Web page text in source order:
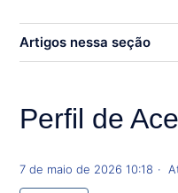
Artigos nessa seção
Perfil de
7 de maio de 2026 10:18